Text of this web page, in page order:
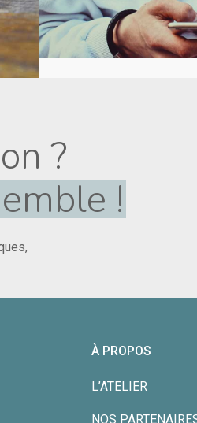
?
!
À PROPOS
L’ATELIER
NOS